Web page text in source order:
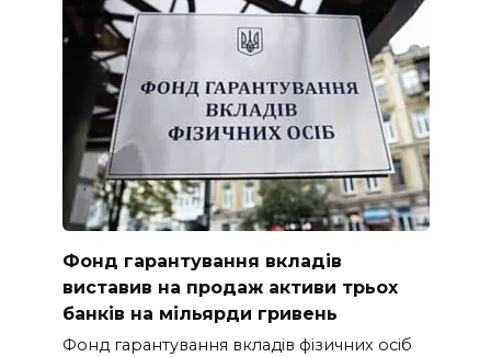
Фонд гарантування вкладів
виставив на продаж активи трьох
банків на мільярди гривень
Фонд гарантування вкладів фізичних осіб